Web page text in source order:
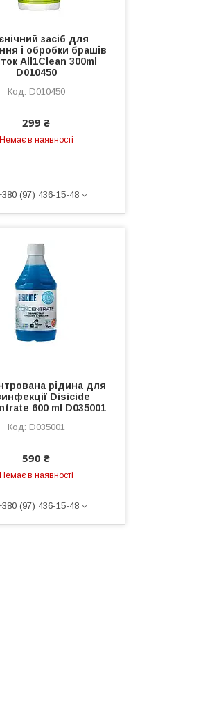
засіб для
і обробки брашів
All1Clean 300ml
D010450
D010450
299 ₴
Немає в наявності
(97) 436-15-48
рідина для
Disicide
600 ml D035001
D035001
590 ₴
Немає в наявності
(97) 436-15-48